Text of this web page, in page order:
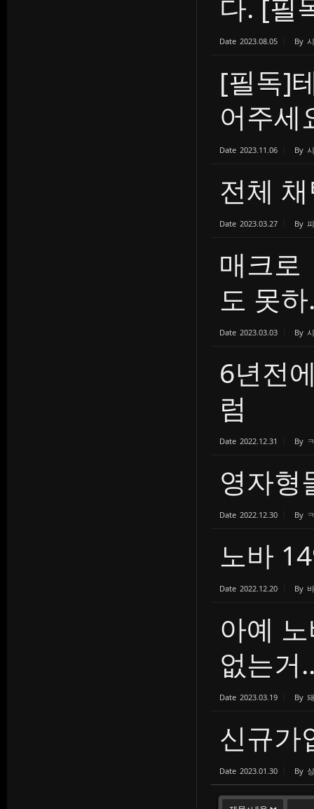
Date 2023.08.05 By
[필독]
어주세
Date 2023.11.06 By
전체
Date 2023.03.27 By
매크
도 못
Date 2023.03.03 By
6년전
럼
Date 2022.12.31 By
영자형
Date 2022.12.30 By
노바
Date 2022.12.20 By
아예
없는거
Date 2023.03.19 By
신규가
Date 2023.01.30 By